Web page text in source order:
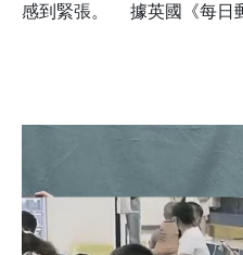
感到緊張。 據英國《每日